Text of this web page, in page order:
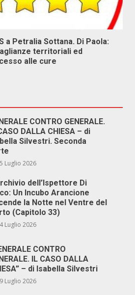
a Petralia Sottana. Di Paola:
territoriali ed
alle cure
CONTRO GENERALE.
DALLA CHIESA – di
Silvestri. Seconda
Luglio 2026
dell’Ispettore Di
Un Incubo Arancione
la Notte nel Ventre del
(Capitolo 33)
Luglio 2026
CONTRO
IL CASO DALLA
– di Isabella Silvestri
Luglio 2026